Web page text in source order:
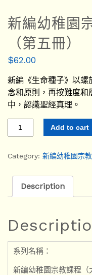
新編幼稚園
（第五冊）
$62.00
新編《生命種子》以螺
念和原則，再按難度
中，認識聖經真理。
Add to cart
Category: 新編幼稚園宗
Description
系列名稱：
新編幼稚園宗教課程（